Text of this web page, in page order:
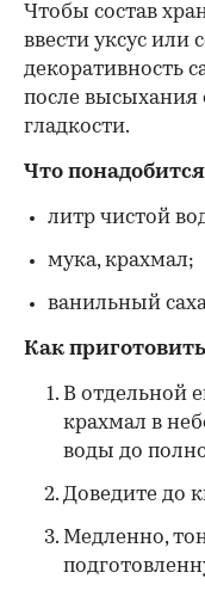
Чтобы состав
ввести уксус или
декоративность
после высыхания
гладкости.
Что
литр чистой
мука, крахмал;
ванильный
Как
В отдельной
крахмал в
воды до
Доведите до
Медленно,